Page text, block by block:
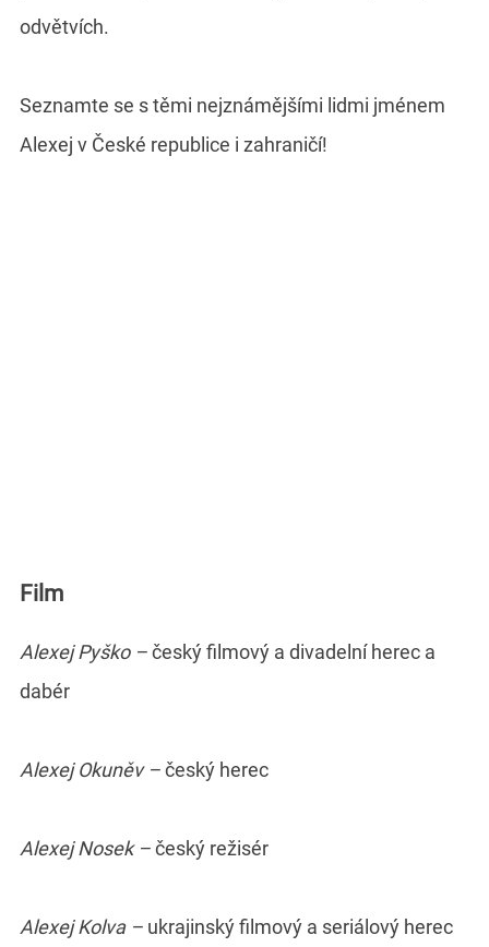
odvětvích.
Seznamte se s těmi nejznámějšími lidmi jménem
Alexej v České republice i zahraničí!
Film
Alexej Pyško –český filmový a divadelní herec a
dabér
Alexej Okuněv –český herec
Alexej Nosek –český režisér
Alexej Kolva – ukrajinský filmový a seriálový herec